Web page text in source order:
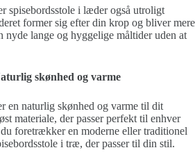
spisebordsstole i læder også utroligt
former sig efter din krop og bliver mere
nyde lange og hyggelige måltider uden at
skønhed og varme
en naturlig skønhed og varme til dit
materiale, der passer perfekt til enhver
foretrækker en moderne eller traditionel
i træ, der passer til din stil.